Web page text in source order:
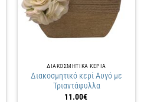
ΔΙΑΚΟΣΜΗΤΙΚΑ ΚΕΡΙΑ
Διακοσμητικό κερί Αυγό με
Τριαντάφυλλα
11.00€